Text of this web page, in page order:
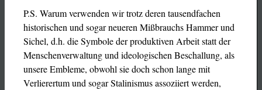
P.S. Warum verwenden wir trotz deren tausendfachen
historischen und sogar neueren Mißbrauchs Hammer und
Sichel, d.h. die Symbole der produktiven Arbeit statt der
Menschenverwaltung und ideologischen Beschallung, als
unsere Embleme, obwohl sie doch schon lange mit
Verlierertum und sogar Stalinismus assoziiert werden,